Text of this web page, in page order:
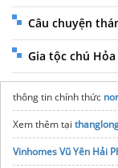
Câu chuyện
Gia tộc chú
thông tin chính thức
Xem thêm tại
Vinhomes Vũ Yên Hải